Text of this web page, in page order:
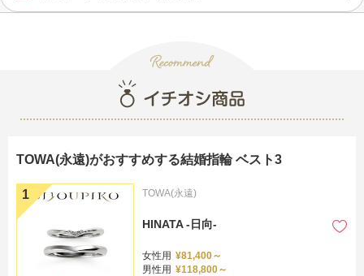
TOWA(永遠)がおすすめする結婚指輪 ベスト3
TOWA(永遠)
HINATA -日向-
女性用 ¥81,400～
男性用 ¥118,800～